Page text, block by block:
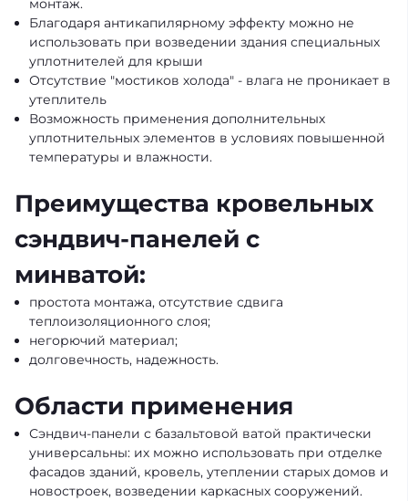
монтаж.
Благодаря антикапилярному эффекту можно не
использовать при возведении здания специальных
уплотнителей для крыши
Отсутствие "мостиков холода" - влага не проникает в
утеплитель
Возможность применения дополнительных
уплотнительных элементов в условиях повышенной
температуры и влажности.
Преимущества кровельных
сэндвич-панелей с
минватой:
простота монтажа, отсутствие сдвига
теплоизоляционного слоя;
негорючий материал;
долговечноcть, надежность.
Области применения
Сэндвич-панели с базальтовой ватой практически
универсальны: их можно использовать при отделке
фасадов зданий, кровель, утеплении старых домов и
новостроек, возведении каркасных сооружений.